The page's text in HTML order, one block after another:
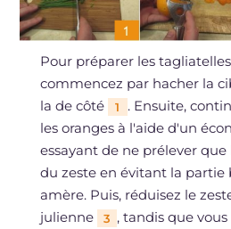
Pour préparer les
commencez par hacher la
la de côté
1
. Ensuite,
les oranges à l'aide d'un
essayant de ne prélever
du zeste en évitant la partie
amère. Puis, réduisez le
julienne
3 , tandis que